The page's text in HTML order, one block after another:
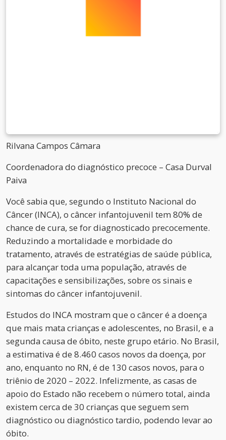
Rilvana Campos Câmara
Coordenadora do diagnóstico precoce – Casa Durval
Paiva
Você sabia que, segundo o Instituto Nacional do
Câncer (INCA), o câncer infantojuvenil tem 80% de
chance de cura, se for diagnosticado precocemente.
Reduzindo a mortalidade e morbidade do
tratamento, através de estratégias de saúde pública,
para alcançar toda uma população, através de
capacitações e sensibilizações, sobre os sinais e
sintomas do câncer infantojuvenil.
Estudos do INCA mostram que o câncer é a doença
que mais mata crianças e adolescentes, no Brasil, e a
segunda causa de óbito, neste grupo etário. No Brasil,
a estimativa é de 8.460 casos novos da doença, por
ano, enquanto no RN, é de 130 casos novos, para o
triênio de 2020 – 2022. Infelizmente, as casas de
apoio do Estado não recebem o número total, ainda
existem cerca de 30 crianças que seguem sem
diagnóstico ou diagnóstico tardio, podendo levar ao
óbito.